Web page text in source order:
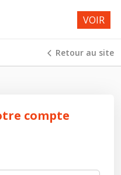
Retour au site
compte
VOIR